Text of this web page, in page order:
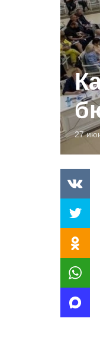
27